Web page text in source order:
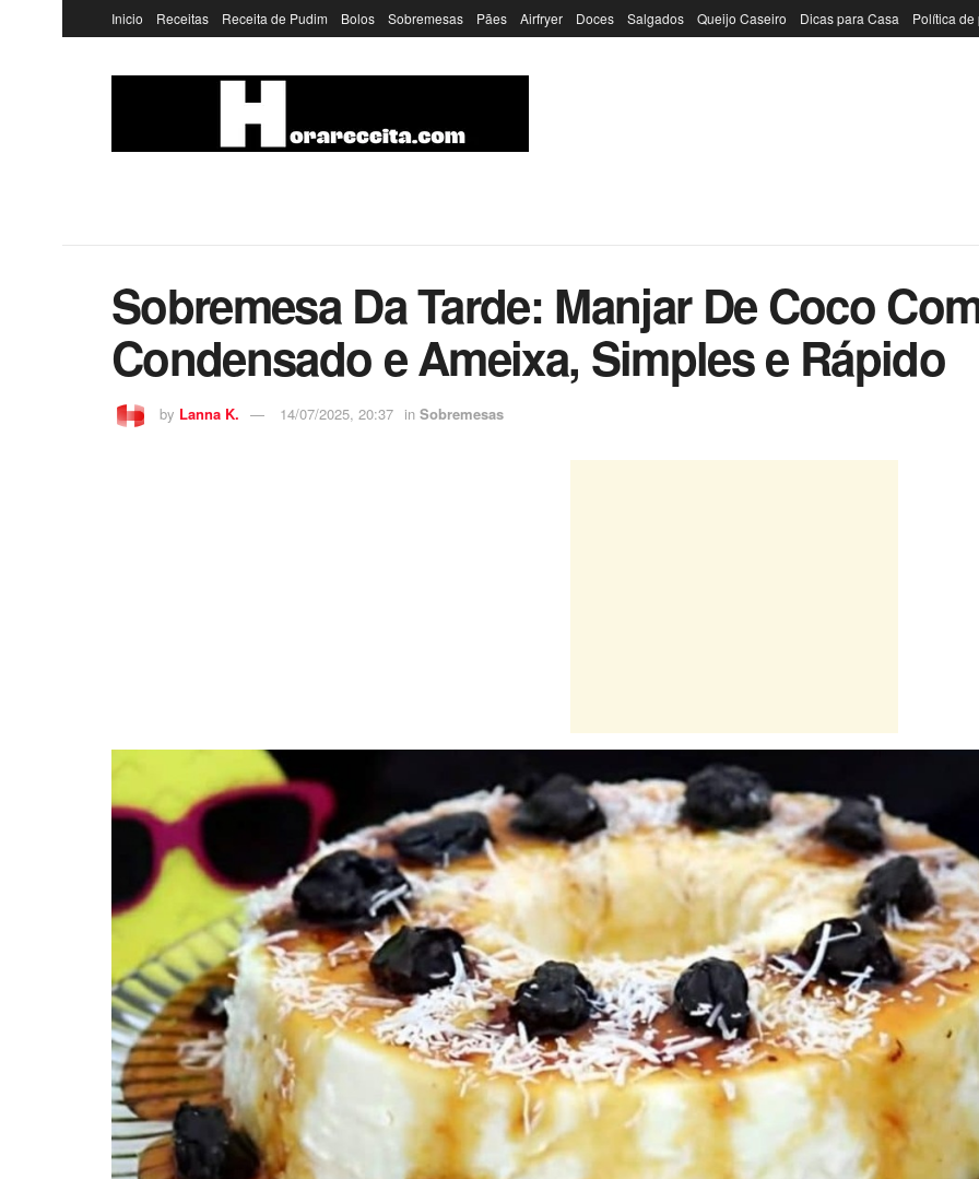
Inicio Receitas Receita de Pudim Bolos Sobremesas Pães Airfryer Doces Salgados Queijo Caseiro Dicas para Casa Política
Sobremesa Da Tarde: Manjar De Coco
Condensado e Ameixa, Simples e Rápido
by Lanna K. 14/07/2025, 20:37 in Sobremesas